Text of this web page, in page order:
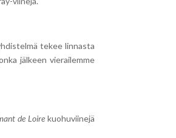
tekee linnasta
jälkeen vierailemme
de Loirekuohuviinejä